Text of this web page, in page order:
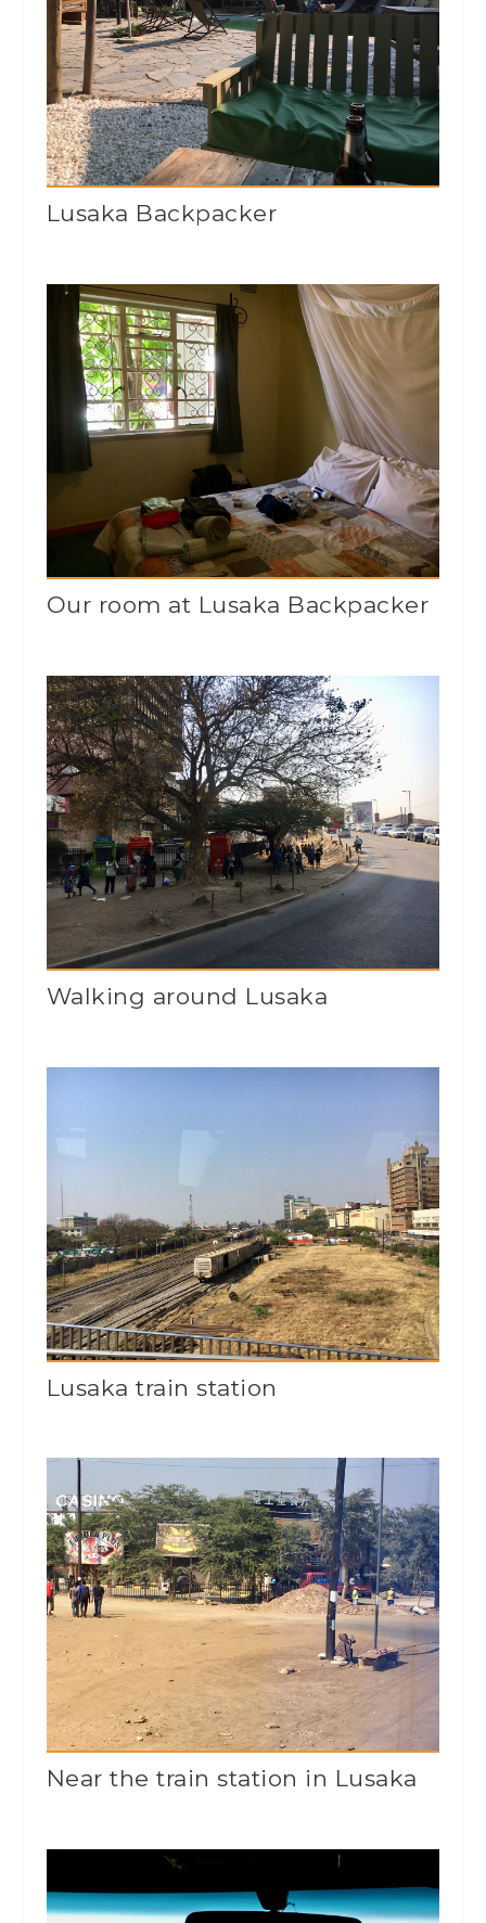
Lusaka Backpacker
Our room at Lusaka Backpacker
Walking around Lusaka
Lusaka train station
Near the train station in Lusaka